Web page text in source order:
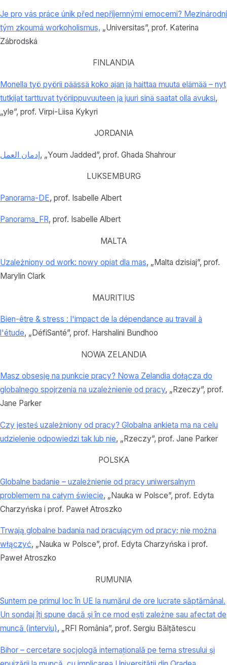
Je pro vás práce únik před nepříjemnými emocemi? Mezinárodní
tým zkoumá workoholismus, „Universitas”, prof. Katerina
Zábrodská
FINLANDIA
Monella työ pyörii päässä koko ajan ja haittaa muuta elämää – nyt
tutkijat tarttuvat työriippuvuuteen ja juuri sinä saatat olla avuksi,
„yle”, prof. Virpi-Liisa Kykyri
JORDANIA
إدمان العمل, „Youm Jadded”, prof. Ghada Shahrour
LUKSEMBURG
Panorama-DE, prof. Isabelle Albert
Panorama_FR, prof. Isabelle Albert
MALTA
Uzależniony od work: nowy opiat dla mas, „Malta dzisiaj”, prof.
Marylin Clark
MAURITIUS
Bien-être & stress : l'impact de la dépendance au travail à
l'étude, „DéfiSanté”, prof. Harshalini Bundhoo
NOWA ZELANDIA
Masz obsesję na punkcie pracy? Nowa Zelandia dołącza do
globalnego spojrzenia na uzależnienie od pracy, „Rzeczy”, prof.
Jane Parker
Czy jesteś uzależniony od pracy? Globalna ankieta ma na celu
udzielenie odpowiedzi tak lub nie, „Rzeczy”, prof. Jane Parker
POLSKA
Globalne badanie – uzależnienie od pracy uniwersalnym
problemem na całym świecie, „Nauka w Polsce”, prof. Edyta
Charzyńska i prof. Paweł Atroszko
Trwają globalne badania nad pracującym od pracy; nie można
włączyć, „Nauka w Polsce”, prof. Edyta Charzyńska i prof.
Paweł Atroszko
RUMUNIA
Suntem pe primul loc în UE la numărul de ore lucrate săptămânal.
Un sondaj îți spune dacă şi în ce mod ești zależne sau afectat de
muncă (interviu), „RFI România”, prof. Sergiu Bălțătescu
Bihor – cercetare socjologă internațională pe tema stresului și